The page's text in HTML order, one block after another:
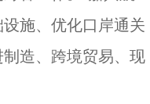
施、优化口岸通关
造、跨境贸易、现